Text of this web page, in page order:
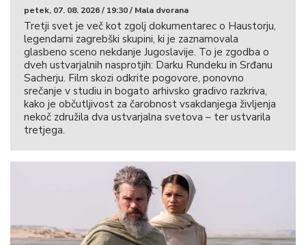
petek, 07. 08. 2026 / 19:30 / Mala dvorana
Tretji svet je več kot zgolj dokumentarec o Haustorju,
legendarni zagrebški skupini, ki je zaznamovala
glasbeno sceno nekdanje Jugoslavije. To je zgodba o
dveh ustvarjalnih nasprotjih: Darku Rundeku in Srđanu
Sacherju. Film skozi odkrite pogovore, ponovno
srečanje v studiu in bogato arhivsko gradivo razkriva,
kako je občutljivost za čarobnost vsakdanjega življenja
nekoč združila dva ustvarjalna svetova – ter ustvarila
tretjega.